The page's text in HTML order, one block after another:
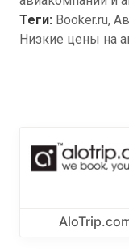
Теги: Booker.ru,
Низкие цены на